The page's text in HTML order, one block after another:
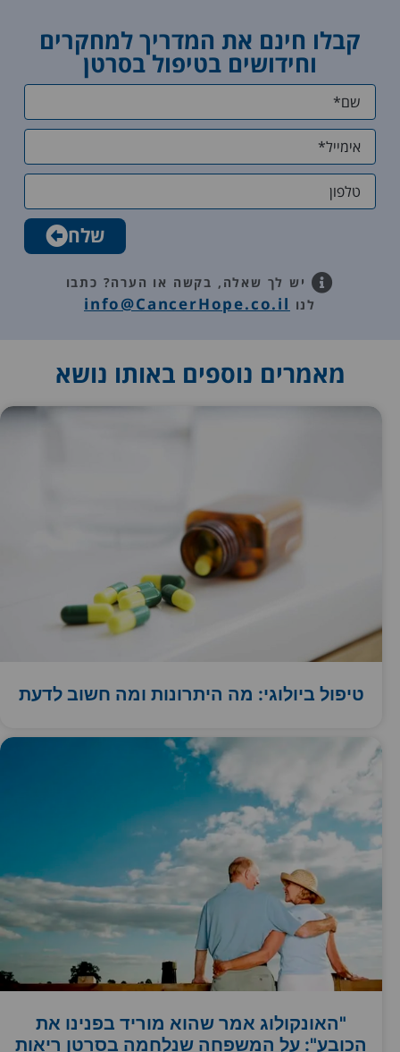
אוסף
הגרפים
יותר.
ותשובות
לצוות
Cancer
Hope .
ותומך.
וללא
טיפול
כלל.
התאים
שקט
והרגשה
טובה
שאני
בשליטה
ומתפקדת
ובריאה.
קבלו חינם את המדריך למחקרים
וחידושים בטיפול בסרטן
שלח
יש לך שאלה, בקשה או הערה? כתבו
לנו info@CancerHope.co.il
מאמרים נוספים באותו נושא
טיפול ביולוגי: מה היתרונות ומה חשוב לדעת
"האונקולוג אמר שהוא מוריד בפנינו את
הכובע": על המשפחה שנלחמה בסרטן ריאות